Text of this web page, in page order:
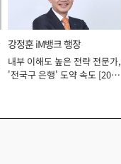
강정훈 iM뱅크 행장
내부 이해도 높은 전략 전문가,
'전국구 은행' 도약 속도 [2026